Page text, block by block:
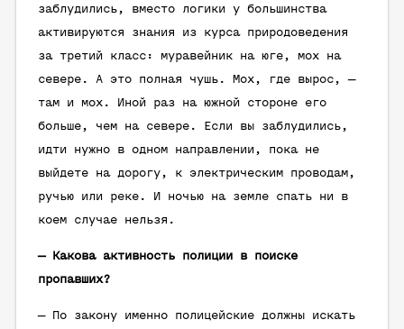
заблудились, вместо логики у большинства
активируются знания из курса природоведения
за третий класс: муравейник на юге, мох на
севере. А это полная чушь. Мох, где вырос, —
там и мох. Иной раз на южной стороне его
больше, чем на севере. Если вы заблудились,
идти нужно в одном направлении, пока не
выйдете на дорогу, к электрическим проводам,
ручью или реке. И ночью на земле спать ни в
коем случае нельзя.
— Какова активность полиции в поиске
пропавших?
— По закону именно полицейские должны искать